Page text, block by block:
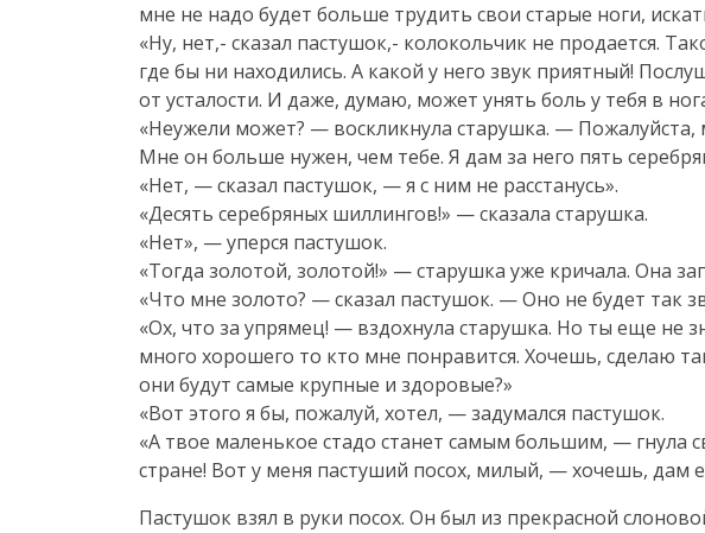
мне не надо будет больше трудить свои старые ноги,
«Ну, нет,- сказал пастушок,- колокольчик не продается.
где бы ни находились. А какой у него звук приятный!
от усталости. И даже, думаю, может унять боль у тебя в
«Неужели может? — воскликнула старушка. — Пожалуйста,
Мне он больше нужен, чем тебе. Я дам за него пять
«Нет, — сказал пастушок, — я с ним не расстанусь».
«Десять серебряных шиллингов!» — сказала старушка.
«Нет», — уперся пастушок.
«Тогда золотой, золотой!» — старушка уже кричала. Она
«Что мне золото? — сказал пастушок. — Оно не будет так
«Ох, что за упрямец! — вздохнула старушка. Но ты еще не
много хорошего то кто мне понравится. Хочешь, сделаю
они будут самые крупные и здоровые?»
«Вот этого я бы, пожалуй, хотел, — задумался пастушок.
«А твое маленькое стадо станет самым большим, — гнула
стране! Вот у меня пастуший посох, милый, — хочешь, дам
Пастушок взял в руки посох. Он был из прекрасной